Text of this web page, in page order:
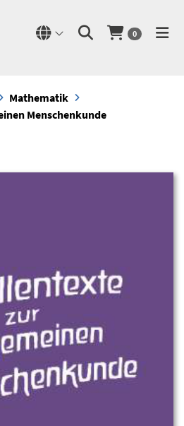
0
Mathematik
Menschenkunde